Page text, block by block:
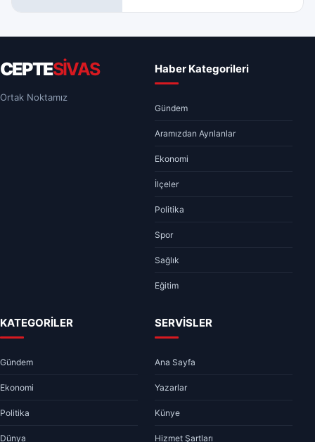
CEPTESİVAS
Ortak Noktamız
Haber Kategorileri
Gündem
Aramızdan Ayrılanlar
Ekonomi
İlçeler
Politika
Spor
Sağlık
Eğitim
KATEGORİLER
Gündem
Ekonomi
Politika
Dünya
SERVİSLER
Ana Sayfa
Yazarlar
Künye
Hizmet Şartları